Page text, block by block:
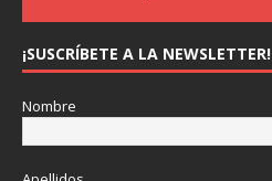
¡SUSCRÍBETE A LA NEWSLETTER!
Nombre